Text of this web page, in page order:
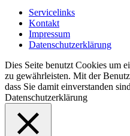
Servicelinks
Kontakt
Impressum
Datenschutzerklärung
Dies Seite benutzt Cookies um
zu gewährleisten. Mit der
dass Sie damit einverstanden
Datenschutzerklärung